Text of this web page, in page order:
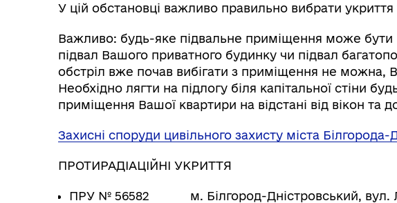
У цій обстановці важливо правильно вибрати
Важливо: будь-яке підвальне приміщення може
підвал Вашого приватного будинку чи підвал
обстріл вже почав вибігати з приміщення не можна,
Необхідно лягти на підлогу біля капітальної стіни
приміщення Вашої квартири на відстані від вікон та
Захисні споруди цивільного захисту міста Білгорода-
ПРОТИРАДІАЦІЙНІ УКРИТТЯ
ПРУ № 56582 м. Білгород-Дністровський, вул.